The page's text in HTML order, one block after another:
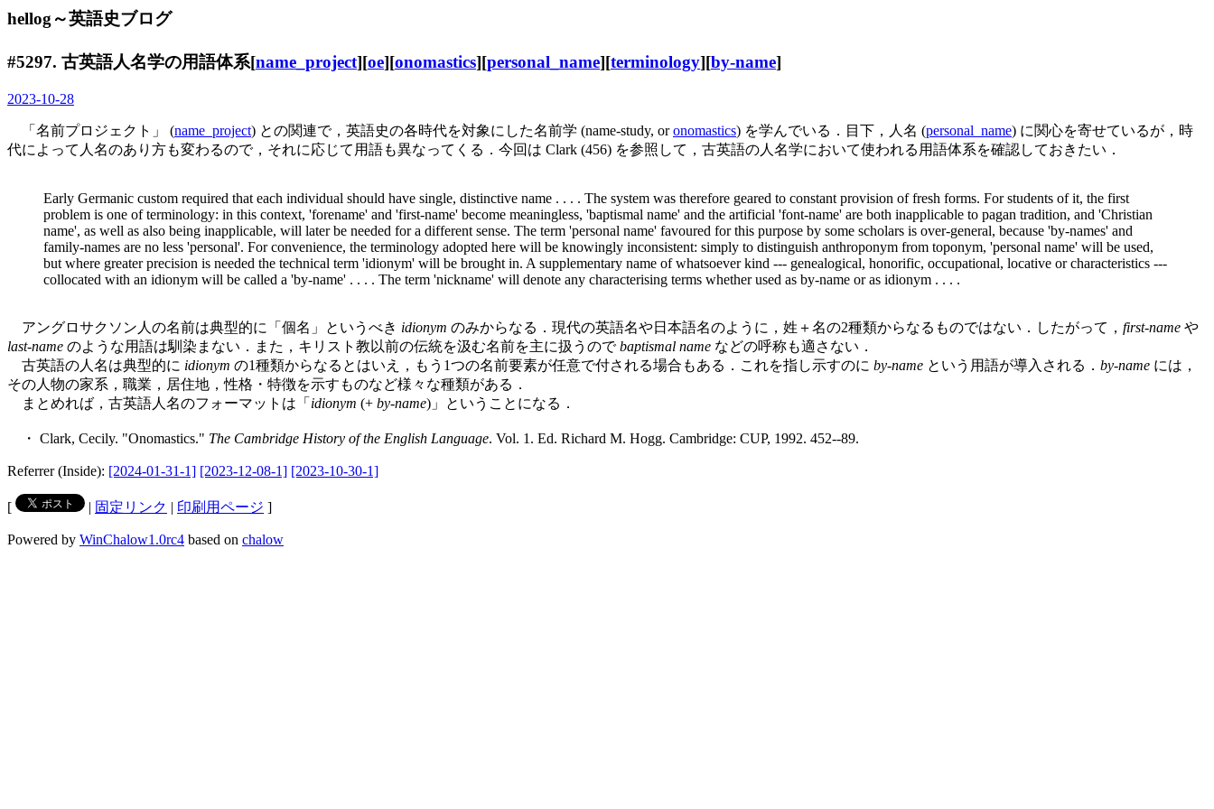
hellog～英語史ブログ
#5297. 古英語人名学の用語体系[name_project][oe][onomastics][personal_name][terminology][by-name]
2023-10-28
「名前プロジェクト」 (name_project) との関連で，英語史の各時代を対象にした名前学 (name-study, oronomastics) を学んでいる．目下，人名 (personal_name) に関心を寄せているが，時
代によって人名のあり方も変わるので，それに応じて用語も異なってくる．今回は Clark (456) を参照して，古英語の人名学において使われる用語体系を確認しておきたい．
Early Germanic custom required that each individual should have single, distinctive name . . . . The system was therefore geared to constant provision of fresh forms. For students of it, the first
problem is one of terminology: in this context, 'forename' and 'first-name' become meaningless, 'baptismal name' and the artificial 'font-name' are both inapplicable to pagan tradition, and 'Christian
name', as well as also being inapplicable, will later be needed for a different sense. The term 'personal name' favoured for this purpose by some scholars is over-general, because 'by-names' and
family-names are no less 'personal'. For convenience, the terminology adopted here will be knowingly inconsistent: simply to distinguish anthroponym from toponym, 'personal name' will be used,
but where greater precision is needed the technical term 'idionym' will be brought in. A supplementary name of whatsoever kind --- genealogical, honorific, occupational, locative or characteristics ---
collocated with an idionym will be called a 'by-name' . . . . The term 'nickname' will denote any characterising terms whether used as by-name or as idionym . . . .
アングロサクソン人の名前は典型的に「個名」というべき idionym のみからなる．現代の英語名や日本語名のように，姓＋名の2種類からなるものではない．したがって， first-name や
last-name のような用語は馴染まない．また，キリスト教以前の伝統を汲む名前を主に扱うのでbaptismal name などの呼称も適さない．
古英語の人名は典型的に idionym の1種類からなるとはいえ，もう1つの名前要素が任意で付される場合もある．これを指し示すのに by-name という用語が導入される． by-name には，
その人物の家系，職業，居住地，性格・特徴を示すものなど様々な種類がある．
まとめれば，古英語人名のフォーマットは「 idionym (+ by-name)」ということになる．
・ Clark, Cecily. "Onomastics." The Cambridge History of the English Language. Vol. 1. Ed. Richard M. Hogg. Cambridge: CUP, 1992. 452--89.
Referrer (Inside): [2024-01-31-1] [2023-12-08-1] [2023-10-30-1]
[ | 固定リンク | 印刷用ページ ]
Powered by WinChalow1.0rc4 based on chalow